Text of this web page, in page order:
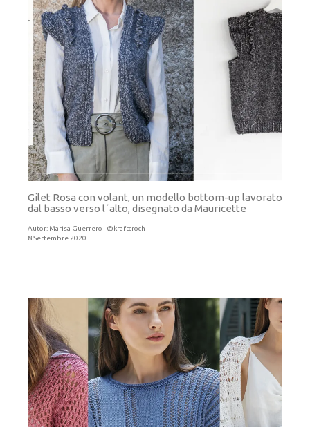
Gilet Rosa con volant, un modello bottom-up lavorato
dal basso verso l´alto, disegnato da Mauricette
Autor: Marisa Guerrero · @kraftcroch
8 Settembre 2020